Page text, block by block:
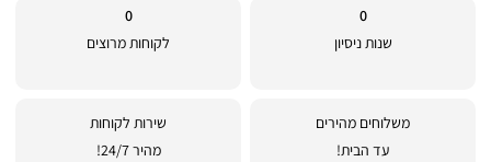
0
שנות ניסיון
0
לקוחות מרוצים
משלוחים מהירים
עד הבית!
שירות לקוחות
מהיר 24/7!